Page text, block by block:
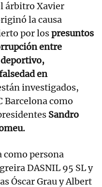
árbitro Xavier
la causa
por lospresuntos
entre
en
investigados,
Barcelona como
Sandro
como persona
DASNIL 95 SL y
Óscar Grau y Albert